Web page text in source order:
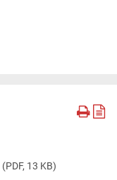
(PDF, 13 KB)